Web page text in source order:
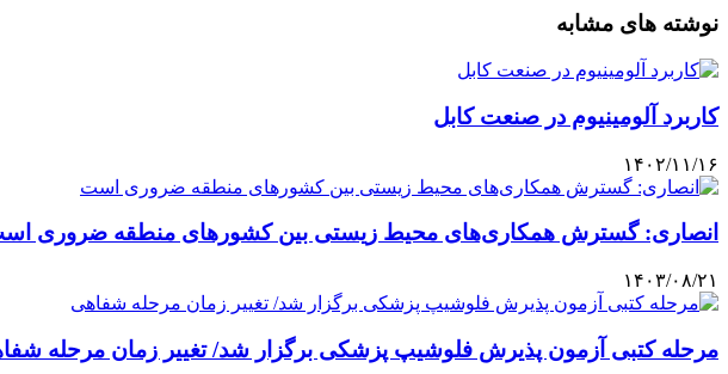
نوشته های مشابه
کاربرد آلومینیوم در صنعت کابل
۱۴۰۲/۱۱/۱۶
انصاری: گسترش همکاری‌های محیط زیستی بین کشورهای منطقه ضروری
۱۴۰۳/۰۸/۲۱
مرحله کتبی آزمون پذیرش فلوشیپ پزشکی برگزار شد/ تغییر زمان مرحله